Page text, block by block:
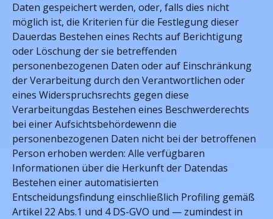
Daten gespeichert werden, oder, falls dies nicht
möglich ist, die Kriterien für die Festlegung dieser
Dauerdas Bestehen eines Rechts auf Berichtigung
oder Löschung der sie betreffenden
personenbezogenen Daten oder auf Einschränkung
der Verarbeitung durch den Verantwortlichen oder
eines Widerspruchsrechts gegen diese
Verarbeitungdas Bestehen eines Beschwerderechts
bei einer Aufsichtsbehördewenn die
personenbezogenen Daten nicht bei der betroffenen
Person erhoben werden: Alle verfügbaren
Informationen über die Herkunft der Datendas
Bestehen einer automatisierten
Entscheidungsfindung einschließlich Profiling gemäß
Artikel 22 Abs.1 und 4 DS-GVO und — zumindest in